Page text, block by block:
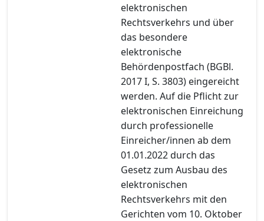
elektronischen
Rechtsverkehrs und über
das besondere
elektronische
Behördenpostfach (BGBl.
2017 I, S. 3803) eingereicht
werden. Auf die Pflicht zur
elektronischen Einreichung
durch professionelle
Einreicher/innen ab dem
01.01.2022 durch das
Gesetz zum Ausbau des
elektronischen
Rechtsverkehrs mit den
Gerichten vom 10. Oktober